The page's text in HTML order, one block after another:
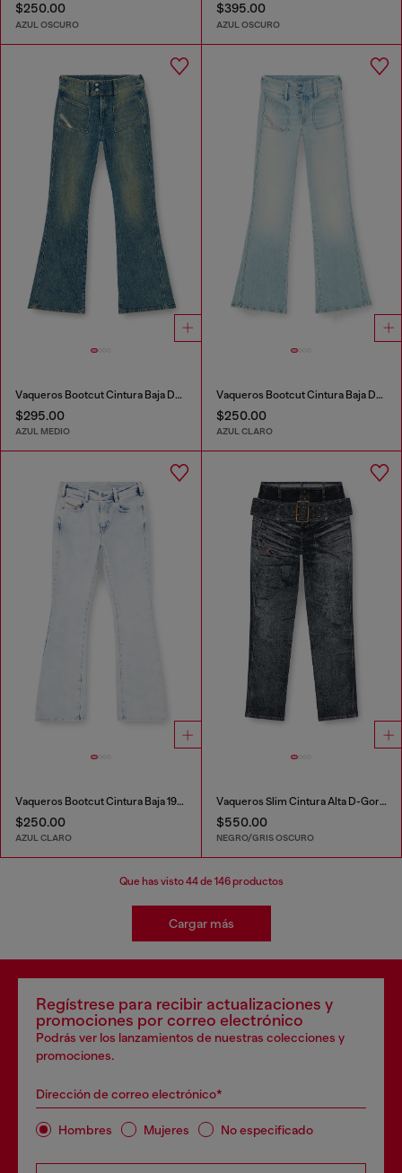
$250.00
AZUL OSCURO
$395.00
AZUL OSCURO
Vaqueros Bootcut Cintura Baja D-Hush
$295.00
AZUL MEDIO
Vaqueros Bootcut Cintura Baja D-Hush
$250.00
AZUL CLARO
Vaqueros Bootcut Cintura Baja 1969 D-Ebbey
$250.00
AZUL CLARO
Vaqueros Slim Cintura Alta D-Gorina
$550.00
NEGRO/GRIS OSCURO
Que has visto44de 146 productos
Cargar más
Regístrese para recibir actualizaciones y
promociones por correo electrónico
Podrás ver los lanzamientos de nuestras colecciones y
promociones.
Dirección de correo electrónico*
Hombres Mujeres No especificado